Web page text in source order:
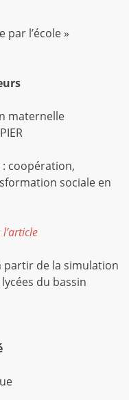
l’école »
maternelle
: coopération,
sociale en
partir de la simulation
du bassin